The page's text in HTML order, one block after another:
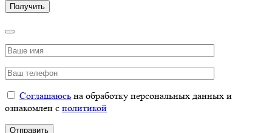
Соглашаюсь на обработку персональных данных и
ознакомлен с политикой